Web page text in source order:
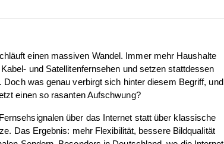
einen massiven Wandel. Immer mehr Haushalte
und Satellitenfernsehen und setzen stattdessen
was genau verbirgt sich hinter diesem Begriff, und
einen so rasanten Aufschwung?
über das Internet statt über klassische
Das Ergebnis: mehr Flexibilität, bessere Bildqualität